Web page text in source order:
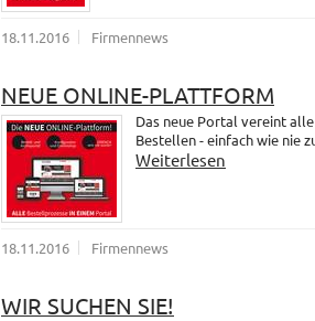
18.11.2016 Firmennews
NEUE ONLINE-PLATTFORM
Das neue Portal vereint
Bestellen - einfach wie nie
Weiterlesen
18.11.2016 Firmennews
WIR SUCHEN SIE!